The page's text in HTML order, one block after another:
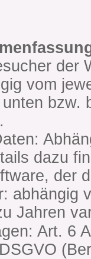
der
vom
bzw.
dazu
der
abhängig
Jahren
Art. 6